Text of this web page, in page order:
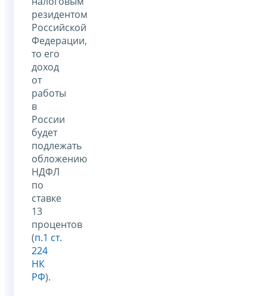
резидентом
Российской
Федерации,
то его
доход
от
работы
в
России
будет
подлежать
обложению
НДФЛ
по
ставке
13
процентов
(п.1 ст.
224
НК
РФ).